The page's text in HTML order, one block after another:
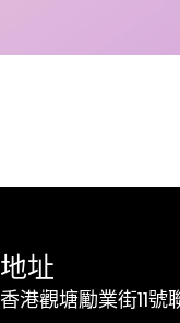
地址
香港觀塘勵業街11